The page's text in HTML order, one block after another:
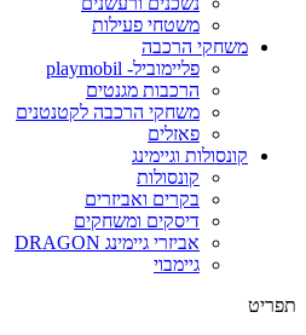
משטחי פעילות
משחקי הרכבה
פליימוביל- playmobil
הרכבות מגנטים
משחקי הרכבה לקטנטנים
פאזלים
קונסולות וגיימינג
קונסולות
בקרים ואביזרים
דיסקים ומשחקים
אביזרי גיימינג DRAGON
גיימבוי